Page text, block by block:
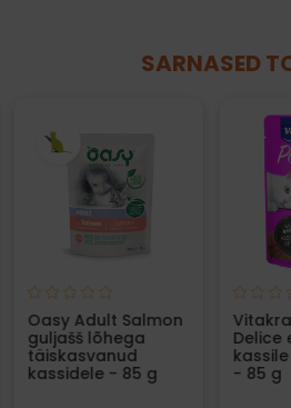
SARNASED
Oasy Adult Salmon
guljašš lõhega
täiskasvanud
kassidele - 85 g
Delice
- 85 g